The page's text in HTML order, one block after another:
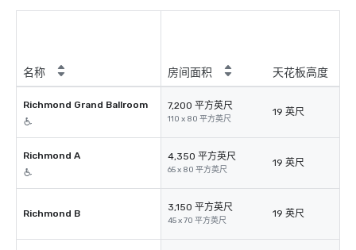
名称 房间面积 天花板高度
Richmond Grand Ballroom 7,200 平方英尺
110 x 80 平方英尺
19 英尺
Richmond A 4,350 平方英尺
65 x 80 平方英尺
19 英尺
Richmond B
3,150 平方英尺
45 x 70 平方英尺
19 英尺